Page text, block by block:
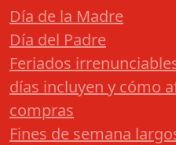
Día de la Madre
Día del Padre
Feriados
días incluyen y cómo
compras
Fines de semana